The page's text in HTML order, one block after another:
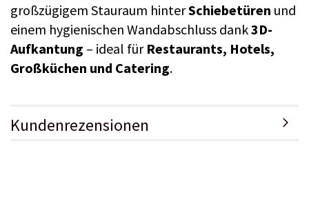
großzügigem Stauraum hinterSchiebetüren und
einem hygienischen Wandabschluss dank3D-
Aufkantung – ideal für Restaurants, Hotels,
Großküchen und Catering.
Kundenrezensionen